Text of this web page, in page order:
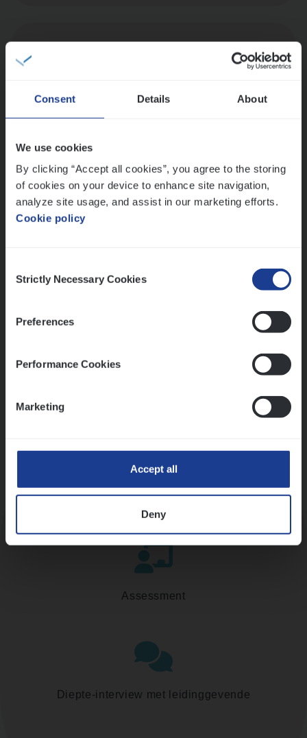
Consent Details About
We use cookies
By clicking “Accept all cookies”, you agree to the storing
of cookies on your device to enhance site navigation,
analyze site usage, and assist in our marketing efforts.
Cookie policy
Selection
Strictly Necessary Cookies
Preferences
Performance Cookies
Marketing
Accept all
Deny
Insu­ran­ce Bro­ker Trans­port&Logistiek
Sales Management
Antwerpen
Lees onze verhalen
Meer dan collega’s: hoe Julie en Aurélie elkaar
versterken
Mathias houdt van diepgaande dossiers én droge
Kennismaking met HR
Assessment
Diepte-interview met leidinggevende